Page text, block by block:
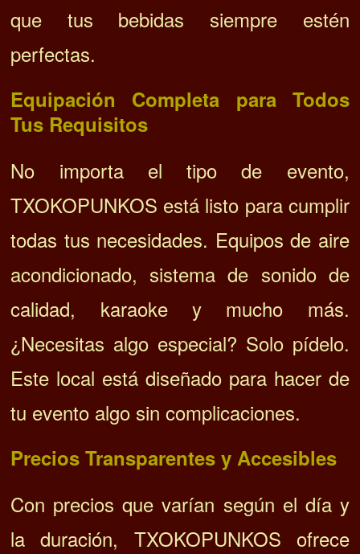
que tus bebidas siempre estén
perfectas.
Equipación Completa para Todos
Tus Requisitos
No importa el tipo de evento,
TXOKOPUNKOS está listo para cumplir
todas tus necesidades. Equipos de aire
acondicionado, sistema de sonido de
calidad, karaoke y mucho más.
¿Necesitas algo especial? Solo pídelo.
Este local está diseñado para hacer de
tu evento algo sin complicaciones.
Precios Transparentes y Accesibles
Con precios que varían según el día y
la duración, TXOKOPUNKOS ofrece